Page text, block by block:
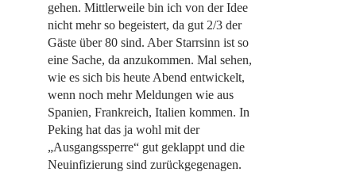
gehen. Mittlerweile bin ich von der Idee
nicht mehr so begeistert, da gut 2/3 der
Gäste über 80 sind. Aber Starrsinn ist so
eine Sache, da anzukommen. Mal sehen,
wie es sich bis heute Abend entwickelt,
wenn noch mehr Meldungen wie aus
Spanien, Frankreich, Italien kommen. In
Peking hat das ja wohl mit der
„Ausgangssperre“ gut geklappt und die
Neuinfizierung sind zurückgegenagen.